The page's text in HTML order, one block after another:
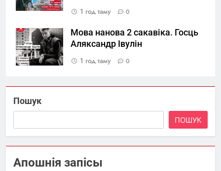
1 год таму
0
Мова нанова 2 сакавіка. Госць
Аляксандр Івулін
1 год таму
0
Пошук
ПОШУК
Апошнія запісы